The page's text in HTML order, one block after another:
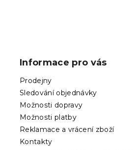
Informace pro vás
Prodejny
Sledování objednávky
Možnosti dopravy
Možnosti platby
Reklamace a vrácení zboží
Kontakty